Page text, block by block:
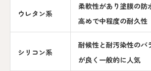
ウレタン系
柔軟性があり塗膜の防
高めで中程度の耐久性
シリコン系
耐候性と耐汚染性のバ
が良く一般的に人気